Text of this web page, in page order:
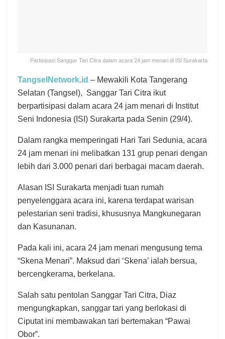
Partisipasi Sanggar Tari Citra dalam acara 24 jam menari di ISI Surakarta
TangselNetwork.id – Mewakili Kota Tangerang
Selatan (Tangsel), Sanggar Tari Citra ikut
berpartisipasi dalam acara 24 jam menari di Institut
Seni Indonesia (ISI) Surakarta pada Senin (29/4).
Dalam rangka memperingati Hari Tari Sedunia, acara
24 jam menari ini melibatkan 131 grup penari dengan
lebih dari 3.000 penari dari berbagai macam daerah.
Alasan ISI Surakarta menjadi tuan rumah
penyelenggara acara ini, karena terdapat warisan
pelestarian seni tradisi, khususnya Mangkunegaran
dan Kasunanan.
Pada kali ini, acara 24 jam menari mengusung tema
“Skena Menari”. Maksud dari ‘Skena’ ialah bersua,
bercengkerama, berkelana.
Salah satu pentolan Sanggar Tari Citra, Diaz
mengungkapkan, sanggar tari yang berlokasi di
Ciputat ini membawakan tari bertemakan “Pawai
Obor”.